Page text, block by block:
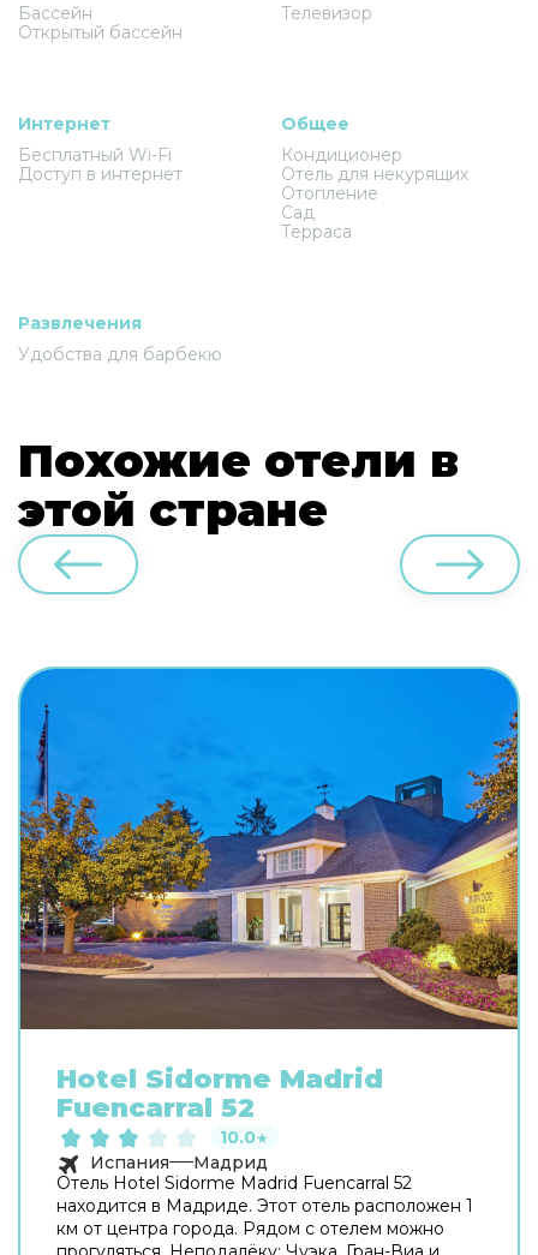
Бассейн
Открытый бассейн
Телевизор
Интернет
Бесплатный Wi-Fi
Доступ в интернет
Общее
Кондиционер
Отель для некурящих
Отопление
Сад
Терраса
Развлечения
Удобства для барбекю
Похожие отели в
этой стране
Hotel Sidorme Madrid
Fuencarral 52
10.0★
Испания
Мадрид
Отель Hotel Sidorme Madrid Fuencarral 52
находится в Мадриде. Этот отель расположен 1
км от центра города. Рядом с отелем можно